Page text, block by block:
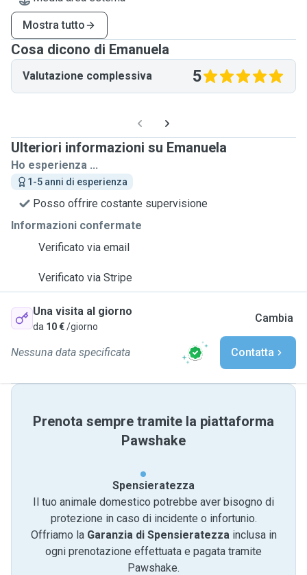
Mostra tutto
Cosa dicono di Emanuela
Valutazione complessiva 5
Ulteriori informazioni su Emanuela
Ho esperienza ...
1-5 anni di esperienza
Posso offrire costante supervisione
Informazioni confermate
Verificato via email
Verificato via Stripe
Una visita al giorno
da 10 €/giorno
Cambia
Nessuna data specificata Contatta
Prenota sempre tramite la piattaforma
Pawshake
Spensieratezza
Il tuo animale domestico potrebbe aver bisogno di
protezione in caso di incidente o infortunio.
Offriamo la Garanzia di Spensieratezzainclusa in
ogni prenotazione effettuata e pagata tramite
Pawshake.